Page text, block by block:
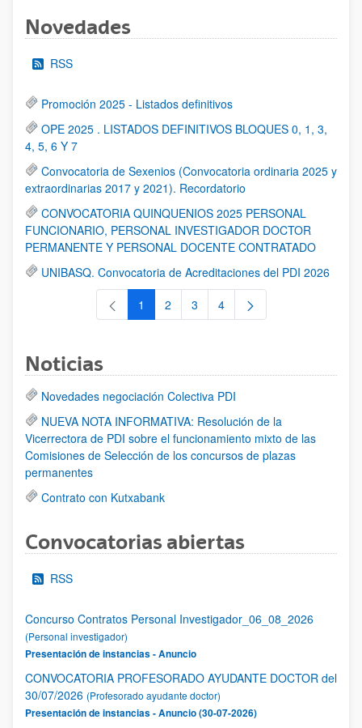
Novedades
RSS
Promoción 2025 - Listados definitivos
OPE 2025 . LISTADOS DEFINITIVOS BLOQUES 0, 1, 3,
4, 5, 6 Y 7
Convocatoria de Sexenios (Convocatoria ordinaria 2025 y
extraordinarias 2017 y 2021). Recordatorio
CONVOCATORIA QUINQUENIOS 2025 PERSONAL
FUNCIONARIO, PERSONAL INVESTIGADOR DOCTOR
PERMANENTE Y PERSONAL DOCENTE CONTRATADO
UNIBASQ. Convocatoria de Acreditaciones del PDI 2026
Página
1 Página
2 Página
3 Página
4
Noticias
Novedades negociación Colectiva PDI
NUEVA NOTA INFORMATIVA: Resolución de la
Vicerrectora de PDI sobre el funcionamiento mixto de las
Comisiones de Selección de los concursos de plazas
permanentes
Contrato con Kutxabank
Convocatorias abiertas
RSS
Concurso Contratos Personal Investigador_06_08_2026
(Personal investigador)
Presentación de instancias - Anuncio
CONVOCATORIA PROFESORADO AYUDANTE DOCTOR del
30/07/2026 (Profesorado ayudante doctor)
Presentación de instancias - Anuncio (30-07-2026)